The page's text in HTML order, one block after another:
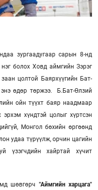
зургаадугаар сарын 8-нд
болох Ховд аймгийн Зэрэг
цолтой Баярхүүгийн Бат-
өдөр төржээ.
Б.Бат-Өлзий
ойн түүхт баяр наадмаар
хүндтэй цолыг хүртсэн
Монгол бөхийн өргөөнд
удаа түрүүлж, орчин цагийн
үзэгчдийн хайртай хүчит
шөвгөрч "Аймгийн харцага"